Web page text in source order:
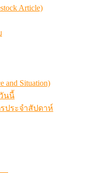
Article)
Situation)
นนี้
ประจำสัปดาห์